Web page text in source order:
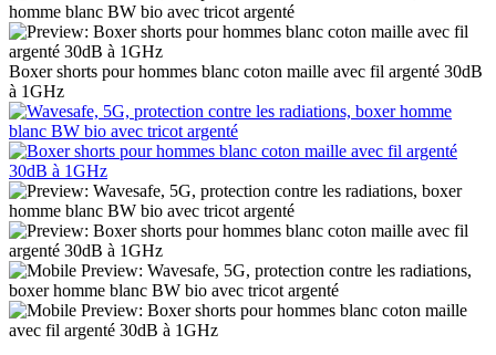
Boxer shorts pour hommes blanc coton maille avec fil argenté 30dB
à 1GHz